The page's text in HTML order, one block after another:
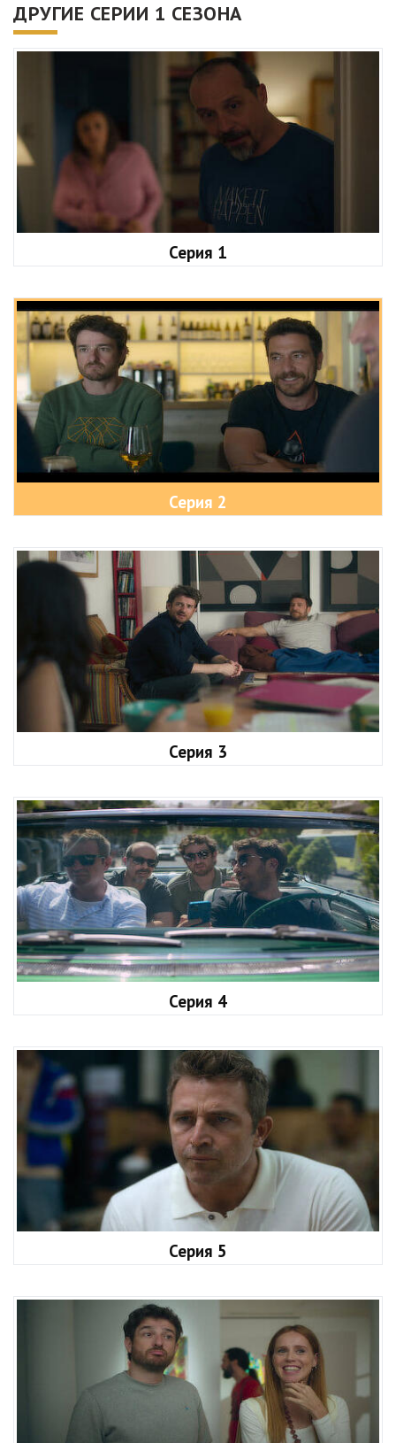
ДРУГИЕ СЕРИИ 1 СЕЗОНА
Серия 1
Серия 2
Серия 3
Серия 4
Серия 5